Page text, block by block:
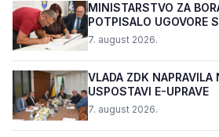
MINISTARSTVO ZA
POTPISALO UGOVORE
PROGRAMA "BIZNIS PL...
7. august 2026.
VLADA ZDK NAPRAVILA
USPOSTAVI E-UPRAVE
7. august 2026.